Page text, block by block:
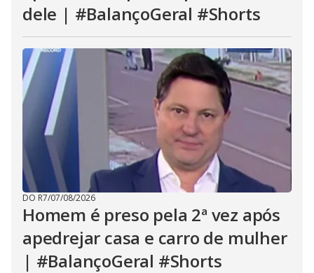
dele | #BalançoGeral #Shorts
DO R7/07/08/2026
Homem é preso pela 2ª vez após
apedrejar casa e carro de mulher
| #BalançoGeral #Shorts